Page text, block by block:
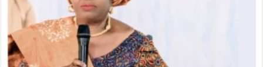
d’État
constitutionnel…
»